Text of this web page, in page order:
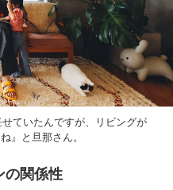
せていたんですが、リビングが
』と旦那さん。
の関係性